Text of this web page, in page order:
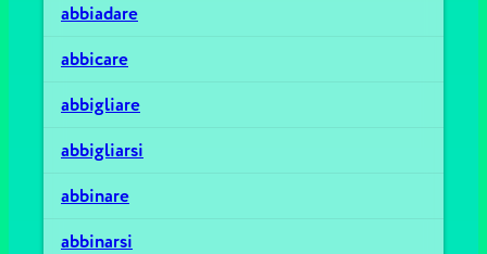
abbiadare
abbicare
abbigliare
abbigliarsi
abbinare
abbinarsi